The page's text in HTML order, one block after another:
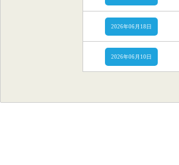
2026年06月18日
2026年06月10日